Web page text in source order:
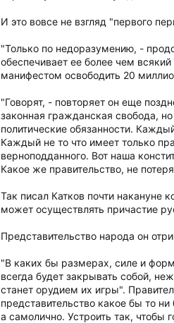
И это вовсе не взгляд "первого
"Только по недоразумению, -
обеспечивает ее более чем
манифестом освободить 20
"Говорят, - повторяет он еще
законная гражданская свобода,
политические обязанности.
Каждый не то что имеет только
верноподданного. Вот наша
Какое же правительство, не
Так писал Катков почти накануне
может осуществлять причастие
Представительство народа он
"В каких бы размерах, силе и
всегда будет закрывать собой,
станет орудием их игры".
представительство какое бы то
а самолично. Устроить так, чтобы